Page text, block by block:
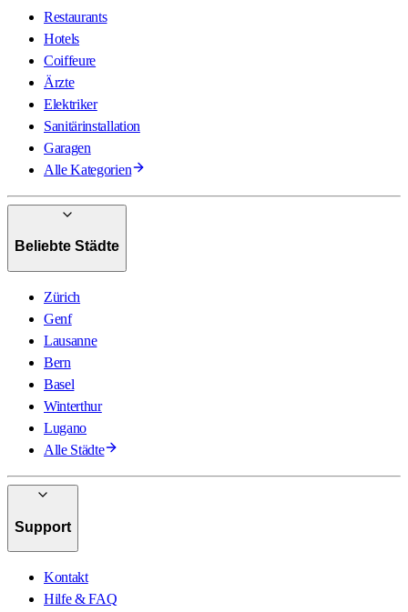
Restaurants
Hotels
Coiffeure
Ärzte
Elektriker
Sanitärinstallation
Garagen
Alle Kategorien
Beliebte Städte
Zürich
Genf
Lausanne
Bern
Basel
Winterthur
Lugano
Alle Städte
Support
Kontakt
Hilfe & FAQ